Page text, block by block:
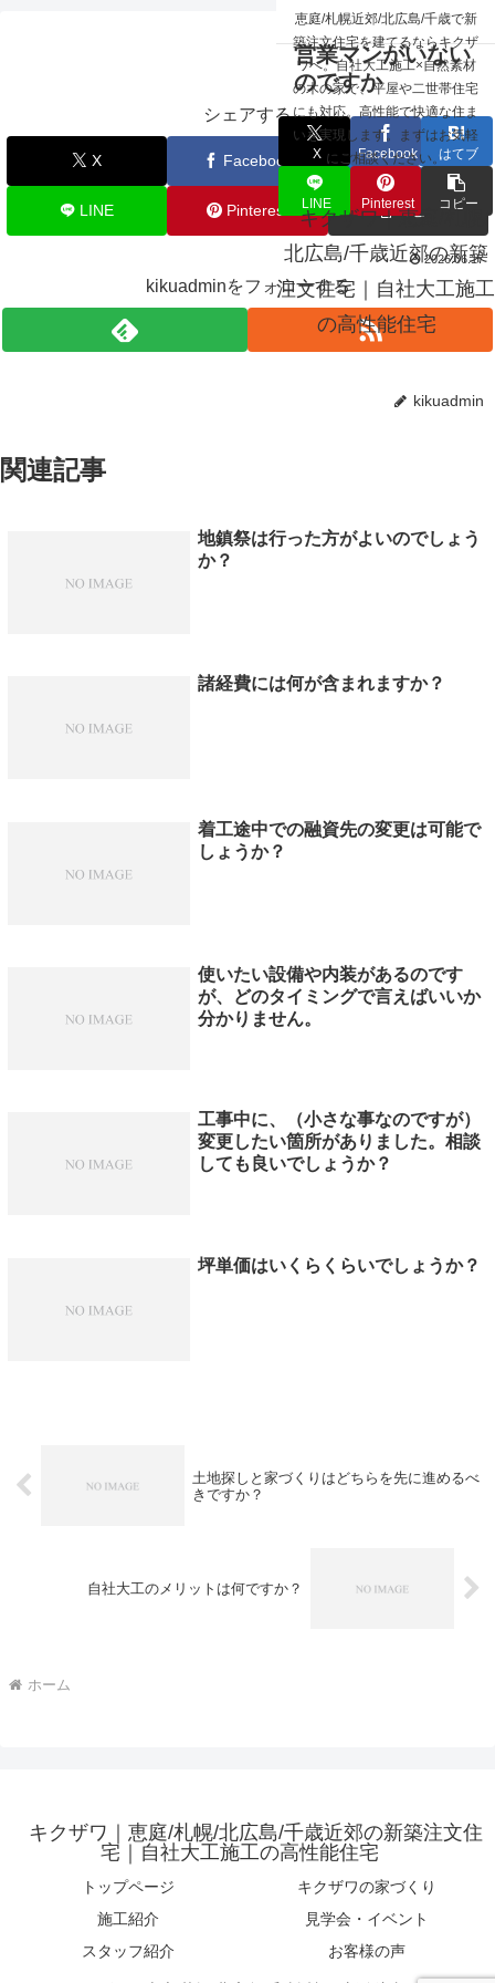
恵庭/札幌近郊/北広島/千歳で新
築注文住宅を建てるならキクザ
ワへ。自社大工施工×自然素材
の木の家で、平屋や二世帯住宅
にも対応。高性能で快適な住ま
いを実現します。まずはお気軽
にご相談ください。
キクザワ｜恵庭/札幌/
北広島/千歳近郊の新築
注文住宅｜自社大工施工
の高性能住宅
☰
なぜキクザワには
営業マンがいない
のですか
X Facebook はてブ
LINE Pinterest コピー
2026.06.17
シェアする
X Facebook はてブ
LINE Pinterest コピー
kikuadminをフォローする
kikuadmin
関連記事
地鎮祭は行った方がよいのでしょう
か？
諸経費には何が含まれますか？
着工途中での融資先の変更は可能で
しょうか？
使いたい設備や内装があるのです
が、どのタイミングで言えばいいか
分かりません。
工事中に、（小さな事なのですが）
変更したい箇所がありました。相談
しても良いでしょうか？
坪単価はいくらくらいでしょうか？
土地探しと家づくりはどちらを先に進めるべ
きですか？
自社大工のメリットは何ですか？
ホーム
キクザワ｜恵庭/札幌/北広島/千歳近郊の新築注文住
宅｜自社大工施工の高性能住宅
トップページ
キクザワの家づくり
施工紹介
見学会・イベント
スタッフ紹介
お客様の声